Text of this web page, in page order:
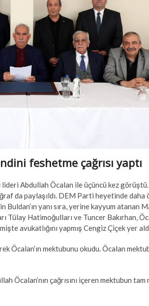
feshetme çağrısı yaptı
Abdullah Öcalan ile üçüncü kez
da paylaşıldı. DEM Parti heyetinde
yanı sıra, yerine kayyum atanan
Hatimoğulları ve Tuncer Bakırhan,
avukatlığını yapmış Cengiz Çiçek yer
Öcalan’ın mektubunu okudu. Öcalan
Öcalan’nın çağrısını içeren mektubun